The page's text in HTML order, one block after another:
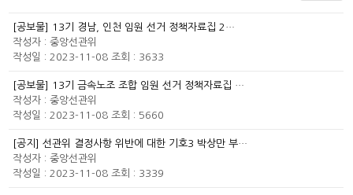
하위메뉴
[공보물] 13기 경남, 인천 임원 선거 정책자료집 2…
작성자 :중앙선관위
작성일 : 2023-11-08 조회 : 3633
[공보물] 13기 금속노조 조합 임원 선거 정책자료집 …
작성자 :중앙선관위
작성일 : 2023-11-08 조회 : 5660
[공지] 선관위 결정사항 위반에 대한 기호3 박상만 부…
작성자 :중앙선관위
작성일 : 2023-11-08 조회 : 3339